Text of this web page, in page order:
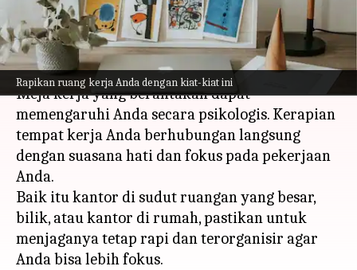
Rapikan ruang kerja Anda dengan kiat-kiat ini
menulis Taufiq Al Jufri Aug 03, 2023 11:13 am
Apa ceritanya
Meja kerja yang berantakan dapat
memengaruhi Anda secara psikologis. Kerapian
tempat kerja Anda berhubungan langsung
dengan suasana hati dan fokus pada pekerjaan
Anda.
Baik itu kantor di sudut ruangan yang besar,
bilik, atau kantor di rumah, pastikan untuk
menjaganya tetap rapi dan terorganisir agar
Anda bisa lebih fokus.